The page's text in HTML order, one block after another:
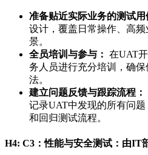
准备贴近实际业务的测试用
设计，覆盖日常操作、高
景。
全员培训与参与： 在UAT
务人员进行充分培训，确
法。
建立问题反馈与跟踪流程：
记录UAT中发现的所有问
和回归测试流程。
H4: C3：性能与安全测试：由IT